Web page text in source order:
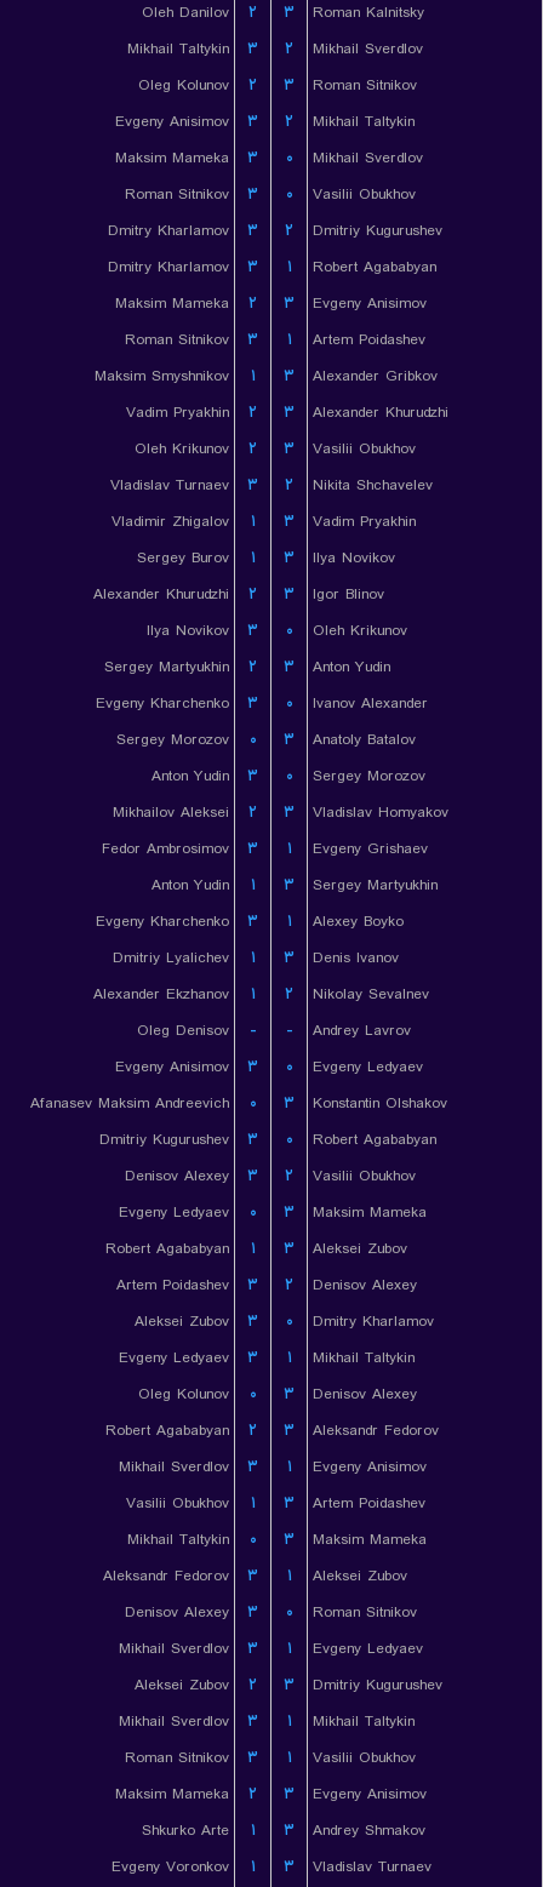
Oleh Danilov ۲ ۳
Roman Kalnitsky
Mikhail Taltykin
۳ ۲
Mikhail Sverdlov
Oleg Kolunov
۲ ۳
Roman Sitnikov
Evgeny Anisimov
۳ ۲
Mikhail Taltykin
Maksim Mameka
۳ ۰
Mikhail Sverdlov
Roman Sitnikov
۳ ۰
Vasilii Obukhov
Dmitry Kharlamov
۳ ۲
Dmitriy Kugurushev
Dmitry Kharlamov
۳ ۱
Robert Agababyan
Maksim Mameka
۲ ۳
Evgeny Anisimov
Roman Sitnikov
۳ ۱
Artem Poidashev
Maksim Smyshnikov
۱ ۳
Alexander Gribkov
Vadim Pryakhin
۲ ۳
Alexander Khurudzhi
Oleh Krikunov
۲ ۳
Vasilii Obukhov
Vladislav Turnaev
۳ ۲
Nikita Shchavelev
Vladimir Zhigalov
۱ ۳
Vadim Pryakhin
Sergey Burov
۱ ۳
Ilya Novikov
Alexander Khurudzhi
۲ ۳
Igor Blinov
Ilya Novikov
۳ ۰
Oleh Krikunov
Sergey Martyukhin
۲ ۳
Anton Yudin
Evgeny Kharchenko
۳ ۰
Ivanov Alexander
Sergey Morozov
۰ ۳
Anatoly Batalov
Anton Yudin
۳ ۰
Sergey Morozov
Mikhailov Aleksei
۲ ۳
Vladislav Homyakov
Fedor Ambrosimov
۳ ۱
Evgeny Grishaev
Anton Yudin
۱ ۳
Sergey Martyukhin
Evgeny Kharchenko
۳ ۱
Alexey Boyko
Dmitriy Lyalichev
۱ ۳
Denis Ivanov
Alexander Ekzhanov
۱ ۲
Nikolay Sevalnev
Oleg Denisov
- -
Andrey Lavrov
Evgeny Anisimov
۳ ۰
Evgeny Ledyaev
Afanasev Maksim Andreevich
۰ ۳
Konstantin Olshakov
Dmitriy Kugurushev
۳ ۰
Robert Agababyan
Denisov Alexey
۳ ۲
Vasilii Obukhov
Evgeny Ledyaev
۰ ۳
Maksim Mameka
Robert Agababyan
۱ ۳
Aleksei Zubov
Artem Poidashev
۳ ۲
Denisov Alexey
Aleksei Zubov
۳ ۰
Dmitry Kharlamov
Evgeny Ledyaev
۳ ۱
Mikhail Taltykin
Oleg Kolunov
۰ ۳
Denisov Alexey
Robert Agababyan
۲ ۳
Aleksandr Fedorov
Mikhail Sverdlov
۳ ۱
Evgeny Anisimov
Vasilii Obukhov
۱ ۳
Artem Poidashev
Mikhail Taltykin
۰ ۳
Maksim Mameka
Aleksandr Fedorov
۳ ۱
Aleksei Zubov
Denisov Alexey
۳ ۰
Roman Sitnikov
Mikhail Sverdlov
۳ ۱
Evgeny Ledyaev
Aleksei Zubov
۲ ۳
Dmitriy Kugurushev
Mikhail Sverdlov
۳ ۱
Mikhail Taltykin
Roman Sitnikov
۳ ۱
Vasilii Obukhov
Maksim Mameka
۲ ۳
Evgeny Anisimov
Shkurko Arte
۱ ۳
Andrey Shmakov
Evgeny Voronkov
۱ ۳
Vladislav Turnaev